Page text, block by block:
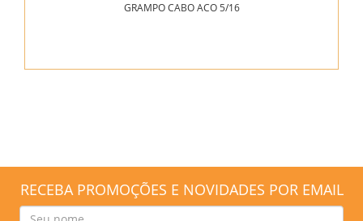
GRAMPO CABO ACO 5/16
RECEBA PROMOÇÕES E NOVIDADES POR EMAIL